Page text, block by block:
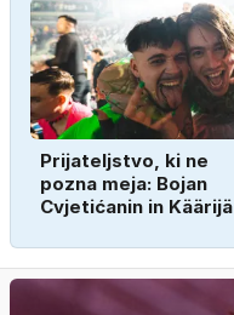
Prijateljstvo, ki ne
pozna meja: Bojan
Cvjetićanin in Käärijä